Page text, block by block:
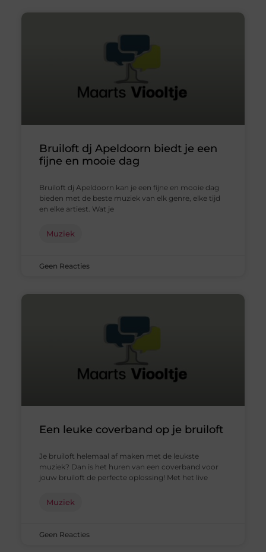
Bruiloft dj Apeldoorn biedt je een
fijne en mooie dag
Bruiloft dj Apeldoorn kan je een fijne en mooie dag
bieden met de beste muziek van elk genre, elke tijd
en elke artiest. Wat je
Muziek
Geen Reacties
Een leuke coverband op je bruiloft
Je bruiloft helemaal af maken met de leukste
muziek? Dan is het huren van een coverband voor
jouw bruiloft de perfecte oplossing! Met het live
Muziek
Geen Reacties